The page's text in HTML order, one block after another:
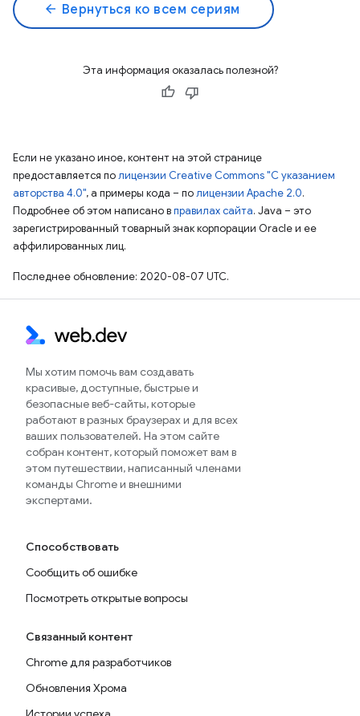
arrow_back Вернуться ко всем сериям
Эта информация оказалась полезной?
Если не указано иное, контент на этой странице
предоставляется полицензии Creative Commons "С указанием
авторства 4.0", а примеры кода – полицензии Apache 2.0.
Подробнее об этом написано вправилах сайта. Java – это
зарегистрированный товарный знак корпорации Oracle и ее
аффилированных лиц.
Последнее обновление: 2020-08-07 UTC.
Мы хотим помочь вам создавать
красивые, доступные, быстрые и
безопасные веб-сайты, которые
работают в разных браузерах и для всех
ваших пользователей. На этом сайте
собран контент, который поможет вам в
этом путешествии, написанный членами
команды Chrome и внешними
экспертами.
Способствовать
Сообщить об ошибке
Посмотреть открытые вопросы
Связанный контент
Chrome для разработчиков
Обновления Хрома